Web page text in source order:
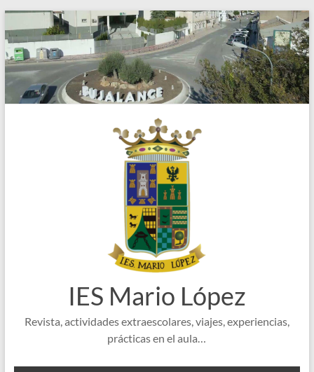
Saltar
al
contenido
IES Mario López
Revista, actividades extraescolares, viajes, experiencias,
prácticas en el aula…